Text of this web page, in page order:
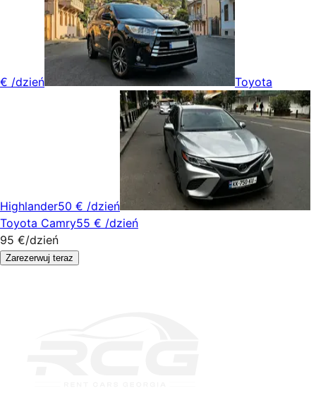
€ /dzień Toyota
Highlander50 € /dzień
Toyota Camry55 € /dzień
95 €/dzień
Zarezerwuj teraz